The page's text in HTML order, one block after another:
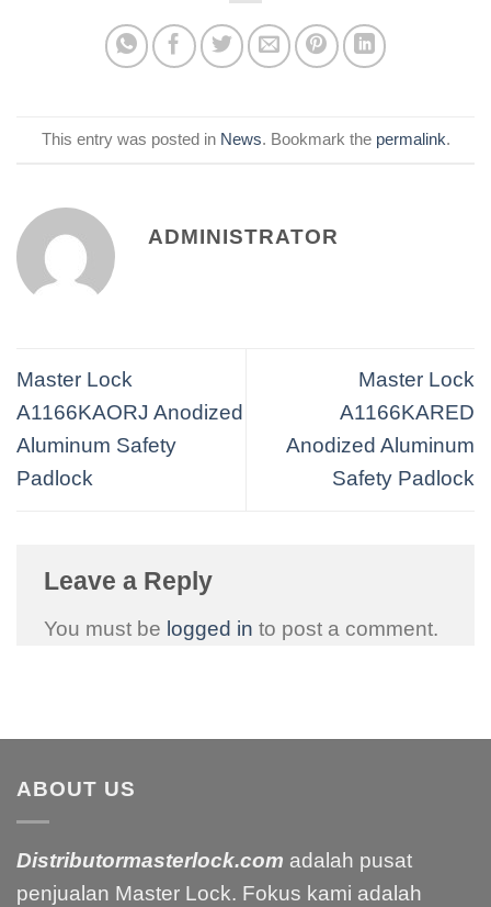
This entry was posted in News. Bookmark the permalink.
ADMINISTRATOR
Master Lock
A1166KAORJ Anodized
Aluminum Safety
Padlock
Master Lock
A1166KARED
Anodized Aluminum
Safety Padlock
Leave a Reply
You must be logged in to post a comment.
ABOUT US
Distributormasterlock.com adalah pusat
penjualan Master Lock. Fokus kami adalah